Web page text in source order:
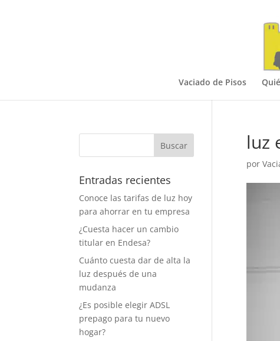
Vaciado de Pisos
luz
por
Entradas recientes
Conoce las tarifas de luz hoy
para ahorrar en tu empresa
¿Cuesta hacer un cambio
titular en Endesa?
Cuánto cuesta dar de alta la
luz después de una
mudanza
¿Es posible elegir ADSL
prepago para tu nuevo
hogar?